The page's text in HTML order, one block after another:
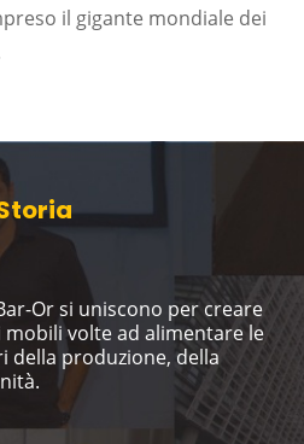
il gigante mondiale dei
Or si uniscono per creare
mobili volte ad alimentare le
della produzione, della